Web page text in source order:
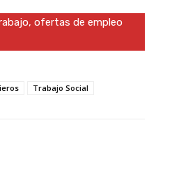
ofertas de empleo
Trabajo Social